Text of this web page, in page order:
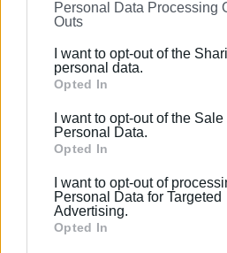
on theIAB’s List of Downstream
further disclose it to other third
Please note that this website/
Google services and may
behaviour. You may click to
Google and its third-party tags
section.
Personal Data Processing
Outs
I want to opt-out of the
personal data.
Opted In
I want to opt-out of the
Personal Data.
Opted In
I want to opt-out of
Personal Data for Targeted
Advertising.
Opted In
Εργάζεται στις Εκδόσεις
1990 σε θέσεις υψηλής
δημόσιες σχέσεις, το
καλλιτεχνικό ρεπορτάζ.
Ακολουθήστε το enimerosi
Συνδρομητές στο